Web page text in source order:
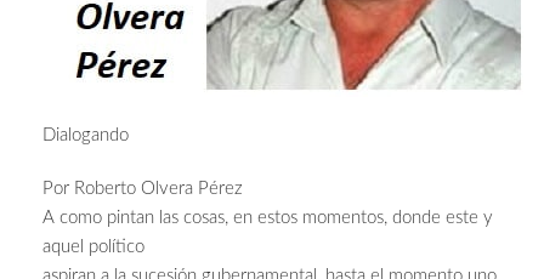
Dialogando
Por Roberto Olvera Pérez
A como pintan las cosas, en estos momentos, donde este y
aquel político